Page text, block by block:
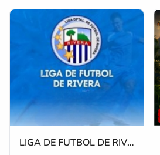
LIGA DE FUTBOL DE RIVERA 2026